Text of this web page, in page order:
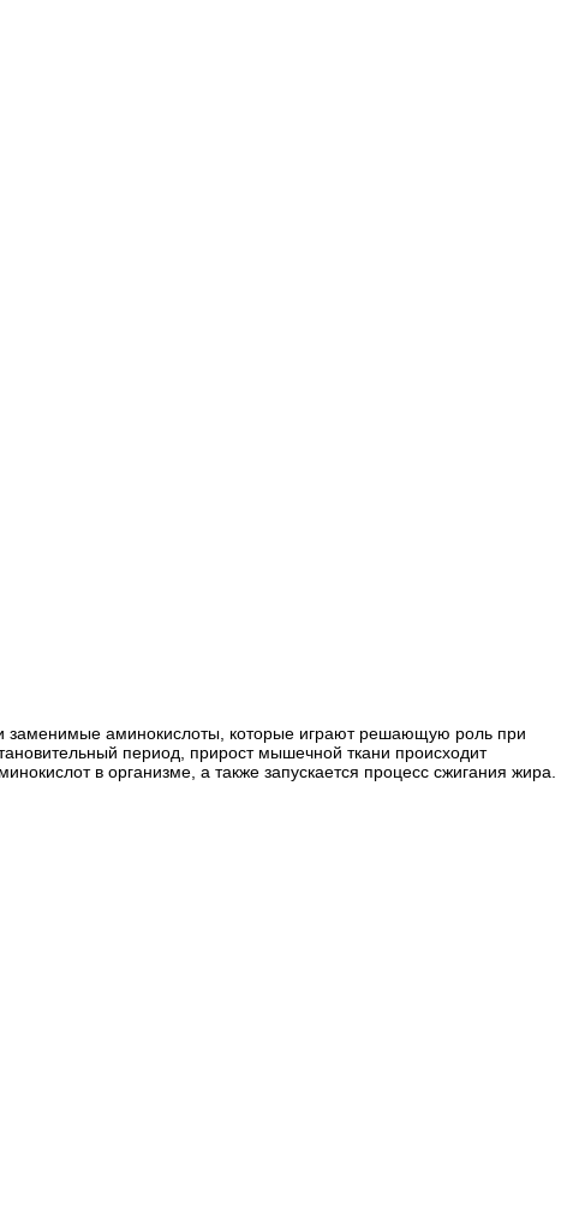
заменимые аминокислоты, которые играют решающую роль при
период, прирост мышечной ткани происходит
в организме, а также запускается процесс сжигания жира.